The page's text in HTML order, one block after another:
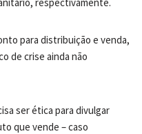
para distribuição e venda,
de crise ainda não
ser ética para divulgar
que vende – caso